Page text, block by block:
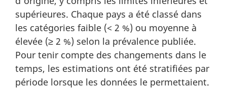
supérieures. Chaque pays a été classé dans
les catégories faible (< 2 %) ou moyenne à
élevée (≥ 2 %) selon la prévalence publiée.
Pour tenir compte des changements dans le
temps, les estimations ont été stratifiées par
période lorsque les données le permettaient.